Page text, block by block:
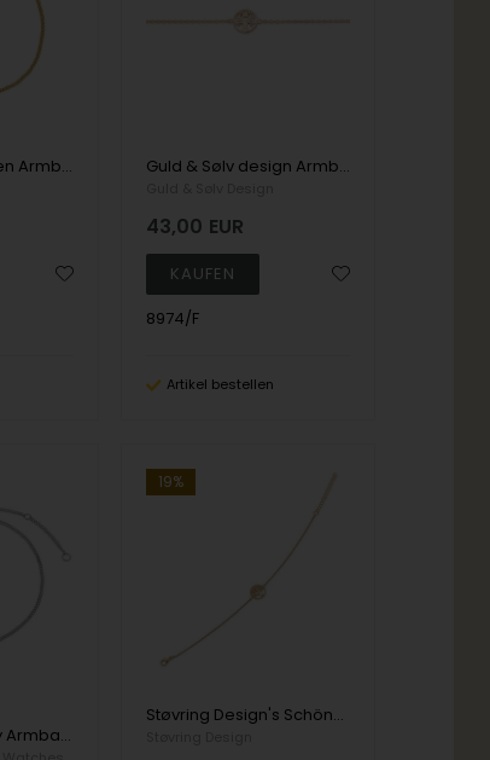
Lund Copenhagen Armband, model 9015063-M Guld & Sølv design Armband, model 8974-F
43,00 EUR
8974/F
Artikel bestellen
Christina Jewelry Armband aus Sterlingsilber, Plant a Tree mit Silberoberfläche, Modell 601-S29
19%
Støvring Design's Schöne Armband mit Kreis-Anhänger mit Baum des Lebens. Maße Ø 12 mm, 17 + 4 cm